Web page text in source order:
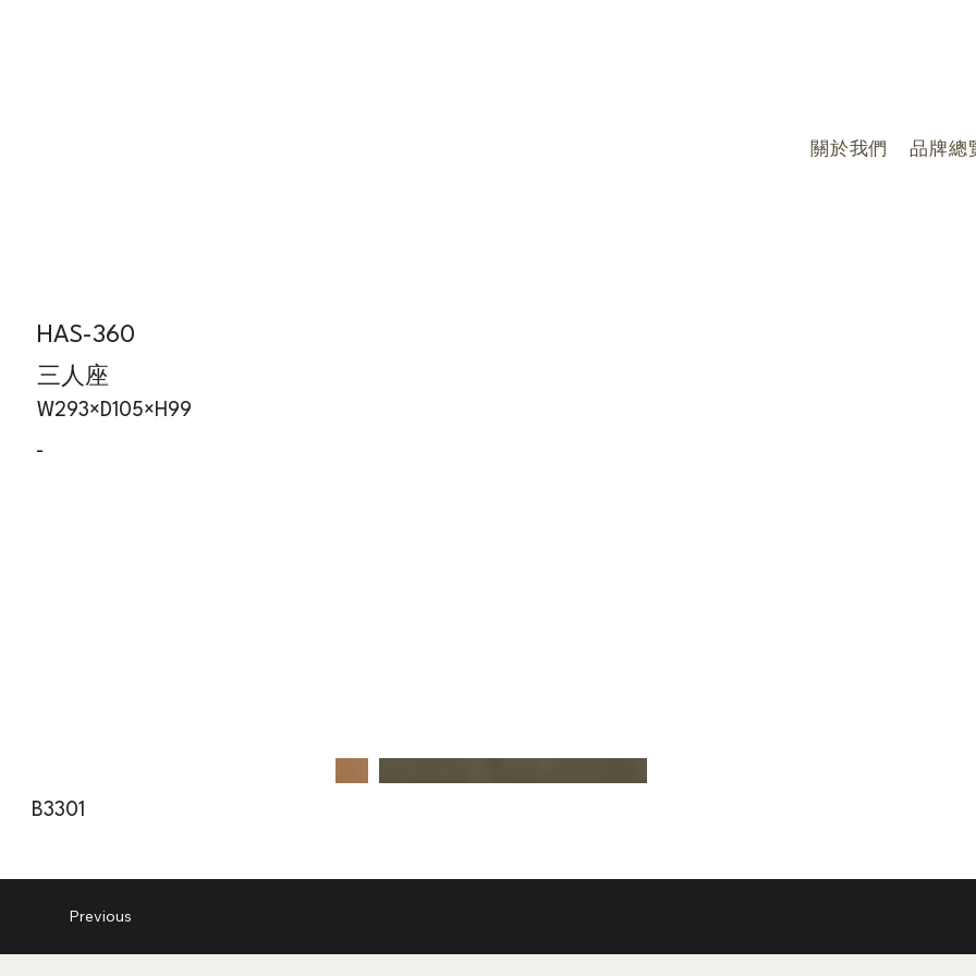
關於我們 品牌總
HAS-360
三人座
W293×D105×H99
-
B3301
Previous